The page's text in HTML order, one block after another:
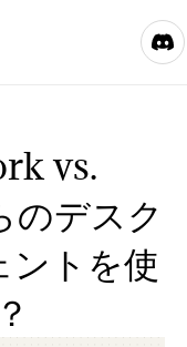
vs.
デスク
ントを使